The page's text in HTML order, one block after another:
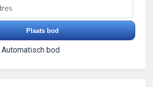
Automatisch bod